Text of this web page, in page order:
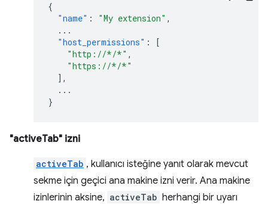
{
"name" : "My extension" ,
...
"host_permissions" :
[
"http://*/*" ,
"https://*/*"
],
...
}
"activeTab" izni
activeTab , kullanıcı isteğine yanıt olarak mevcut
sekme için geçici ana makine izni verir. Ana makine
izinlerinin aksine, activeTab herhangi bir uyarı